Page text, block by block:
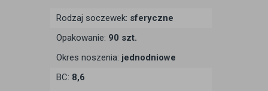
Rodzaj soczewek: sferyczne
Opakowanie: 90 szt.
Okres noszenia: jednodniowe
BC: 8,6